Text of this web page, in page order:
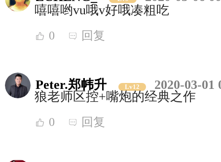
嘻嘻哟vu哦v好哦凑粗吃
0 回复
Peter.郑帏升 Lv12
2020-03-01
狼老师区控+嘴炮的经典之作
0 回复